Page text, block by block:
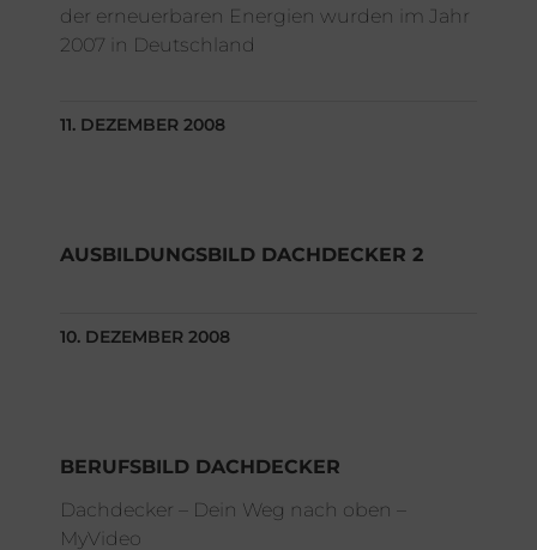
der erneuerbaren Energien wurden im Jahr
2007 in Deutschland
11. DEZEMBER 2008
AUSBILDUNGSBILD DACHDECKER 2
10. DEZEMBER 2008
BERUFSBILD DACHDECKER
Dachdecker – Dein Weg nach oben –
MyVideo